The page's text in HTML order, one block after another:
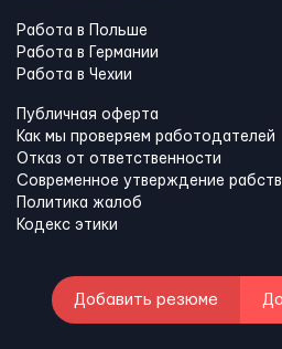
Работа в Польше
Работа в Германии
Работа в Чехии
Публичная оферта
Как мы проверяем работодателей
Отказ от ответственности
Современное утверждение
Политика жалоб
Кодекс этики
Добавить резюме